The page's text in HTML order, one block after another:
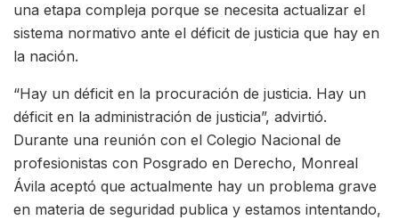
una etapa compleja porque se necesita actualizar el
sistema normativo ante el déficit de justicia que hay en
la nación.
“Hay un déficit en la procuración de justicia. Hay un
déficit en la administración de justicia”, advirtió.
Durante una reunión con el Colegio Nacional de
profesionistas con Posgrado en Derecho, Monreal
Ávila aceptó que actualmente hay un problema grave
en materia de seguridad publica y estamos intentando,